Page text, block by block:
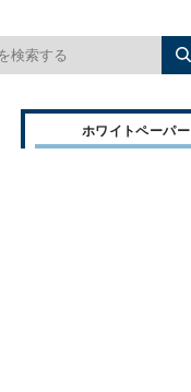
ホワイトペーパー